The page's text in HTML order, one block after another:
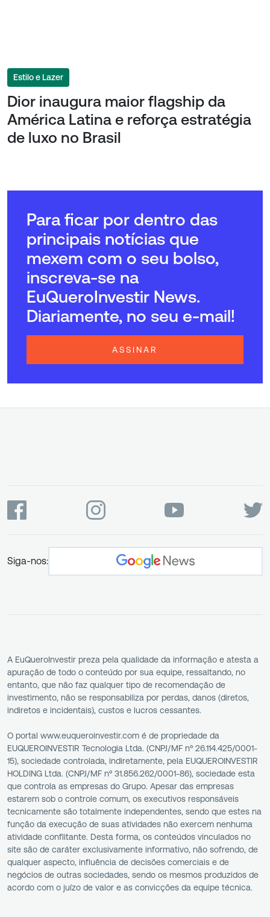
Estilo e Lazer
Dior inaugura maior flagship da
América Latina e reforça estratégia
de luxo no Brasil
Para ficar por dentro das
principais notícias que
mexem com o seu bolso,
inscreva-se na
EuQueroInvestir News.
Diariamente, no seu e-mail!
ASSINAR
Siga-nos:
A EuQueroInvestir preza pela qualidade da informação e atesta a
apuração de todo o conteúdo por sua equipe, ressaltando, no
entanto, que não faz qualquer tipo de recomendação de
investimento, não se responsabiliza por perdas, danos (diretos,
indiretos e incidentais), custos e lucros cessantes.
O portal www.euqueroinvestir.com é de propriedade da
EUQUEROINVESTIR Tecnologia Ltda. (CNPJ/MF nº 26.114.425/0001-
15), sociedade controlada, indiretamente, pela EUQUEROINVESTIR
HOLDING Ltda. (CNPJ/MF nº 31.856.262/0001-86), sociedade esta
que controla as empresas do Grupo. Apesar das empresas
estarem sob o controle comum, os executivos responsáveis
tecnicamente são totalmente independentes, sendo que estes na
função da execução de suas atividades não exercem nenhuma
atividade conflitante. Desta forma, os conteúdos vinculados no
site são de caráter exclusivamente informativo, não sofrendo, de
qualquer aspecto, influência de decisões comerciais e de
negócios de outras sociedades, sendo os mesmos produzidos de
acordo com o juízo de valor e as convicções da equipe técnica.